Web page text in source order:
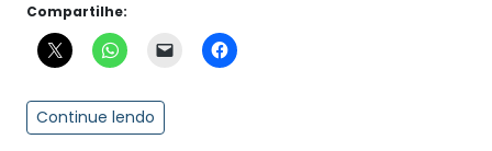
Compartilhe:
Continue lendo